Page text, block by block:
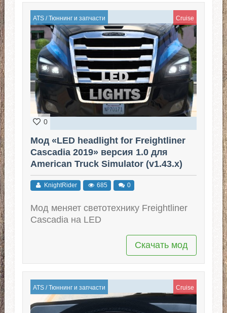
ATS/Тюннинг и запчасти Cruise
0
Мод «LED headlight for Freightliner
Cascadia 2019» версия 1.0 для
American Truck Simulator (v1.43.x)
KnightRider 685 0
Мод меняет светотехнику Freightliner
Cascadia на LED
Скачать мод
ATS/Тюннинг и запчасти Cruise